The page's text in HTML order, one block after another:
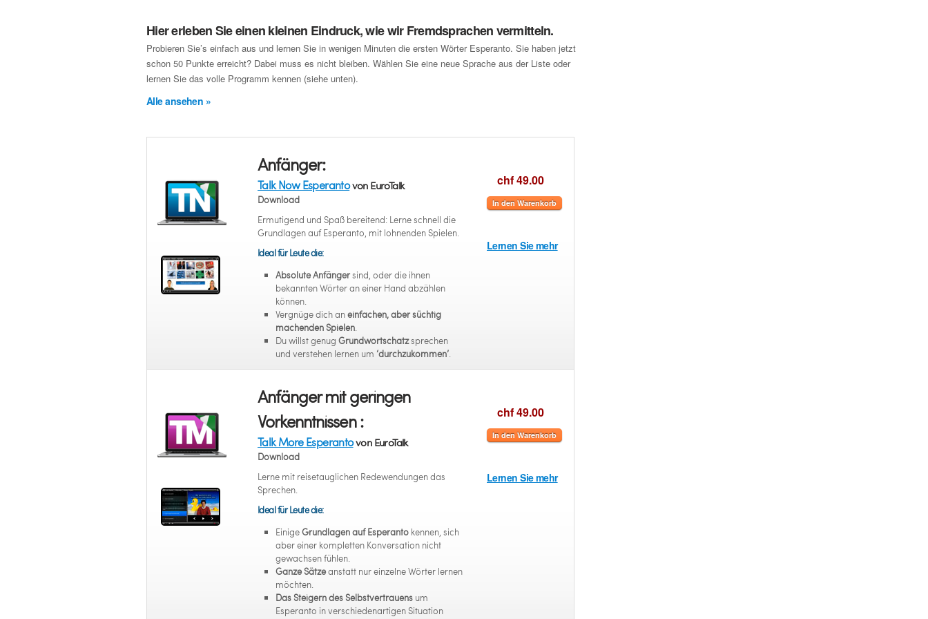
Hier erleben Sie einen kleinen Eindruck, wie wir Fremdsprachen vermitteln.
Probieren Sie’s einfach aus und lernen Sie in wenigen Minuten die ersten Wörter Esperanto. Sie haben jetzt
schon 50 Punkte erreicht? Dabei muss es nicht bleiben. Wählen Sie eine neue Sprache aus der Liste oder
lernen Sie das volle Programm kennen (siehe unten).
Alle ansehen »
Anfänger:
Talk Now Esperantovon EuroTalk
Download
Ermutigend und Spaß bereitend: Lerne schnell die
Grundlagen auf Esperanto, mit lohnenden Spielen.
Ideal für Leute die:
Absolute Anfängersind, oder die ihnen
bekannten Wörter an einer Hand abzählen
können.
Vergnüge dich aneinfachen, aber süchtig
machenden Spielen.
Du willst genug Grundwortschatzsprechen
und verstehen lernen um ‘durchzukommen’.
chf 49.00
In den Warenkorb
Lernen Sie mehr
Anfänger mit geringen
Vorkenntnissen :
Talk More Esperantovon EuroTalk
Download
Lerne mit reisetauglichen Redewendungen das
Sprechen.
Ideal für Leute die:
EinigeGrundlagen auf Esperanto kennen, sich
aber einer kompletten Konversation nicht
gewachsen fühlen.
Ganze Sätzeanstatt nur einzelne Wörter lernen
möchten.
Das Steigern des Selbstvertrauens um
Esperanto in verschiedenartigen Situation
chf 49.00
In den Warenkorb
Lernen Sie mehr